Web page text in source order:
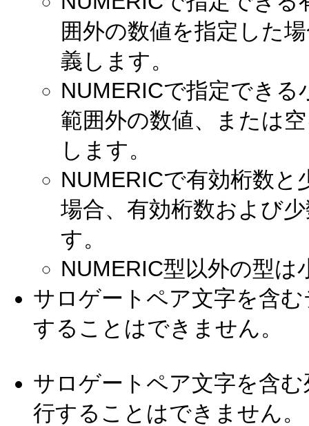
囲外の数値を指定した
義します。
NUMERICで指定でき
範囲外の数値、または
します。
NUMERICで有効桁数
場合、有効桁数および
す。
NUMERIC型以外の型
サロゲートペア文字を含
することはできません。
サロゲートペア文字を含
行することはできません。